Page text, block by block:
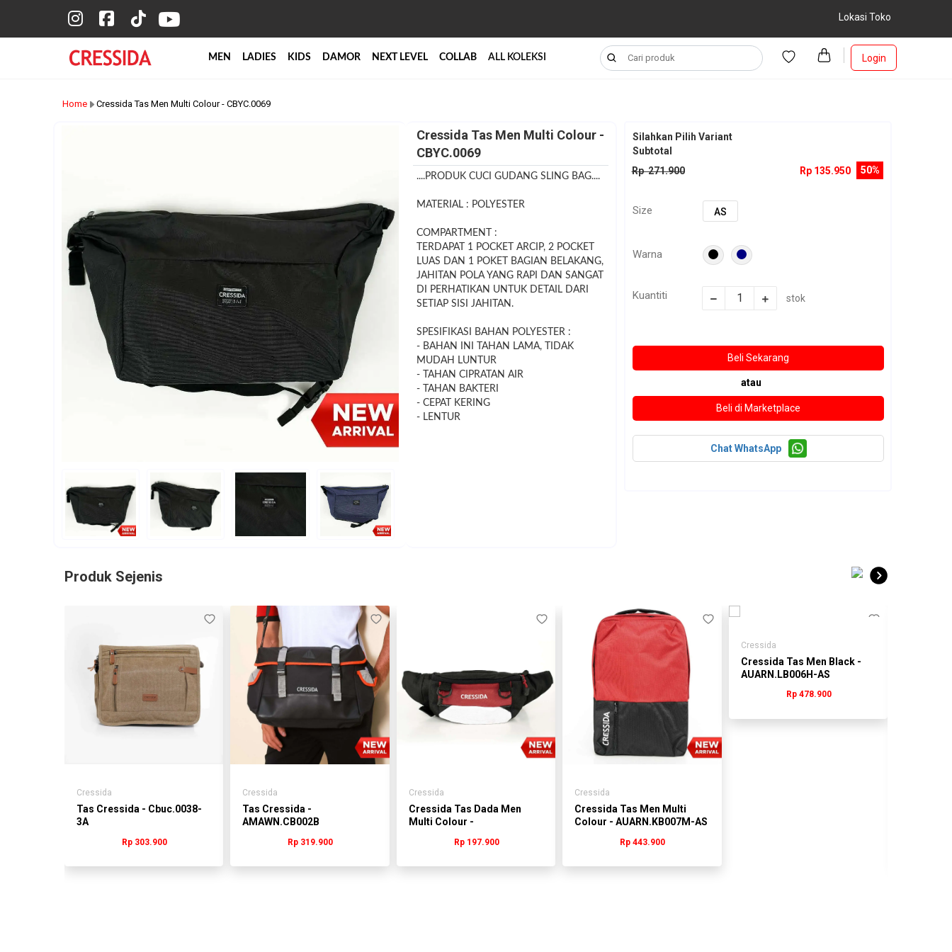
Lokasi Toko
MEN LADIES KIDS DAMOR NEXT LEVEL COLLAB ALL KOLEKSI Login
Home Cressida Tas Men Multi Colour - CBYC.0069
Cressida Tas Men Multi Colour -
CBYC.0069
....PRODUK CUCI GUDANG SLING BAG....
MATERIAL : POLYESTER
COMPARTMENT :
TERDAPAT 1 POCKET ARCIP, 2 POCKET
LUAS DAN 1 POKET BAGIAN BELAKANG,
JAHITAN POLA YANG RAPI DAN SANGAT
DI PERHATIKAN UNTUK DETAIL DARI
SETIAP SISI JAHITAN.
SPESIFIKASI BAHAN POLYESTER :
- BAHAN INI TAHAN LAMA, TIDAK
MUDAH LUNTUR
- TAHAN CIPRATAN AIR
- TAHAN BAKTERI
- CEPAT KERING
- LENTUR
Silahkan Pilih Variant
Subtotal
Rp 271.900
50%
Rp 135.950
Size AS
Warna
Kuantiti stok
atau
Chat WhatsApp
Produk Sejenis
Cressida
Tas Cressida - Cbuc.0038-
3A
Rp 303.900
Cressida
Tas Cressida -
AMAWN.CB002B
Rp 319.900
Cressida
Cressida Tas Dada Men
Multi Colour -
Rp 197.900
Cressida
Cressida Tas Men Multi
Colour - AUARN.KB007M-AS
Rp 443.900
Cressida
Cressida Tas Men Black -
AUARN.LB006H-AS
Rp 478.900